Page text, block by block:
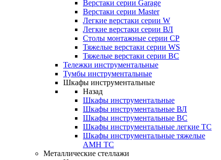
Верстаки серии Garage
Верстаки серии Master
Легкие верстаки серии W
Легкие верстаки серии ВЛ
Столы монтажные серии СР
Тяжелые верстаки серии WS
Тяжелые верстаки серии ВС
Тележки инструментальные
Тумбы инструментальные
Шкафы инструментальные
Назад
Шкафы инструментальные
Шкафы инструментальные ВЛ
Шкафы инструментальные ВС
Шкафы инструментальные легкие ТС
Шкафы инструментальные тяжелые
AMH TC
Металлические стеллажи